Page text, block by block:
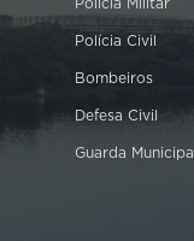
Polícia Militar
Polícia Civil
Bombeiros
Defesa Civil
Guarda Municipal